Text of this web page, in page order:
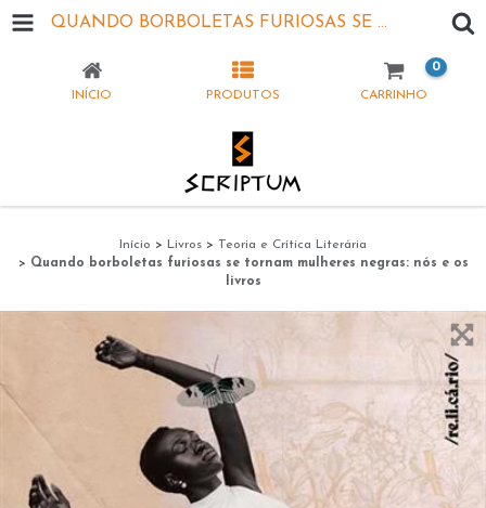
QUANDO BORBOLETAS FURIOSAS SE TORNAM MULHERES NEGRAS: NÓS E OS LIVROS
INÍCIO PRODUTOS CARRINHO
0
Início > Livros > Teoria e Crítica Literária
> Quando borboletas furiosas se tornam mulheres negras: nós e os
livros